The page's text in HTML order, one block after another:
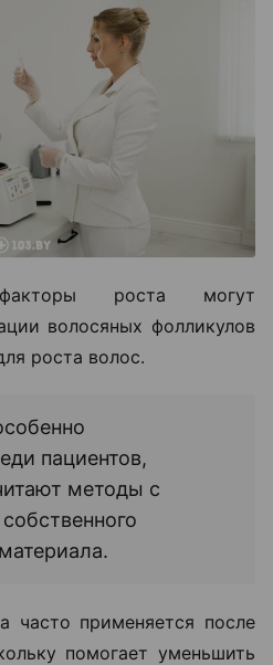
роста могут
волосяных фолликулов
роста волос.
пациентов,
методы с
часто применяется после
помогает уменьшить